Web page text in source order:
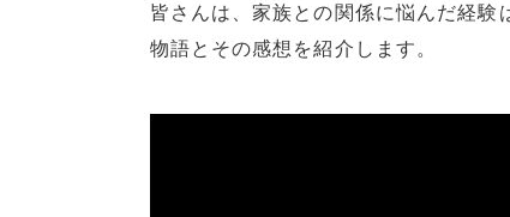
皆さんは、家族との関係に悩んだ経
物語とその感想を紹介します。